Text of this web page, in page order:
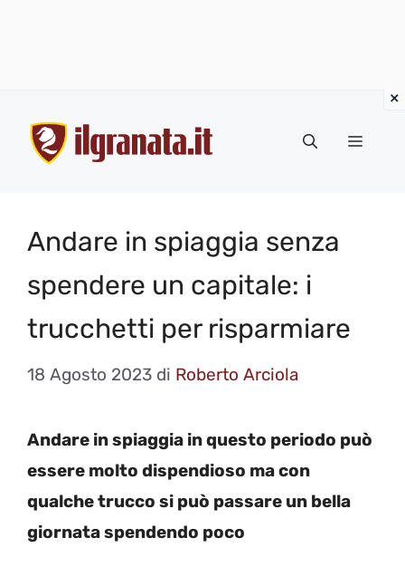
contenuto
Menu
Andare in spiaggia senza
spendere un capitale: i
trucchetti per risparmiare
18 Agosto 2023 di Roberto Arciola
Andare in spiaggia in questo periodo può
essere molto dispendioso ma con
qualche trucco si può passare un bella
giornata spendendo poco